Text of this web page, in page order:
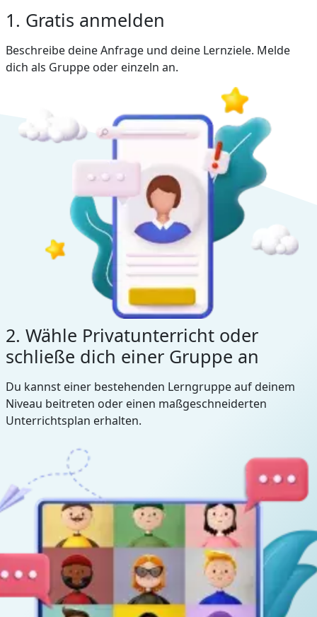
1. Gratis anmelden
Beschreibe deine Anfrage und deine Lernziele. Melde
dich als Gruppe oder einzeln an.
2. Wähle Privatunterricht oder
schließe dich einer Gruppe an
Du kannst einer bestehenden Lerngruppe auf deinem
Niveau beitreten oder einen maßgeschneiderten
Unterrichtsplan erhalten.